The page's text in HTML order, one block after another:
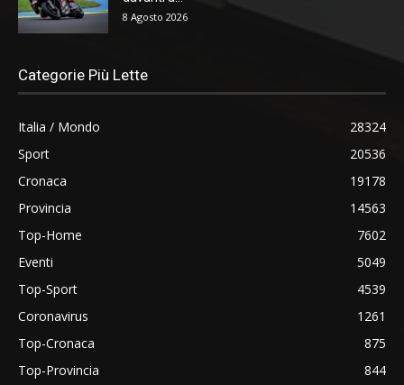
8 Agosto 2026
Categorie Più Lette
Italia / Mondo
28324
Sport
20536
Cronaca
19178
Provincia
14563
Top-Home
7602
Eventi
5049
Top-Sport
4539
Coronavirus
1261
Top-Cronaca
875
Top-Provincia
844